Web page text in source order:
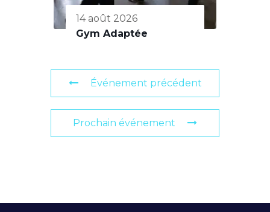
14 août 2026
Gym Adaptée
Événement précédent
Prochain événement